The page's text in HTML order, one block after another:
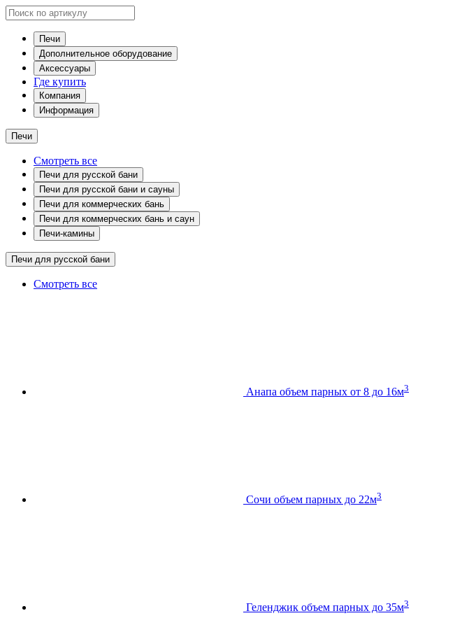
Печи
Дополнительное оборудование
Аксессуары
Где купить
Компания
Информация
Печи
Смотреть все
Печи для русской бани
Печи для русской бани и сауны
Печи для коммерческих бань
Печи для коммерческих бань и саун
Печи-камины
Печи для русской бани
Смотреть все
Анапа объем парных от 8 до 16м3
Сочи объем парных до 22м3
Геленджик объем парных до 35м3